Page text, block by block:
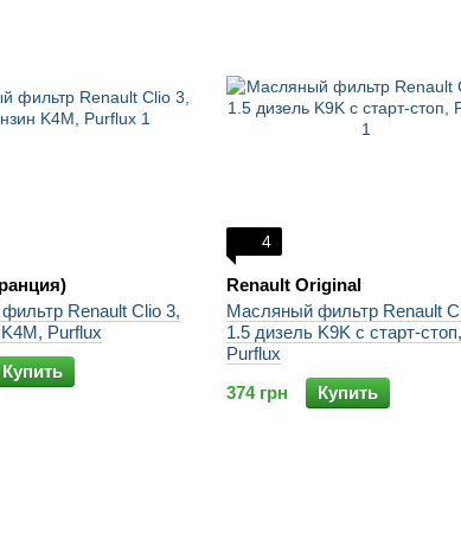
Renault Clio 3,
Purflux
Купить
4
Renault Original
Масляный фильтр Renault
1.5 дизель K9K с старт-стоп,
Purflux
374 грн
Купить